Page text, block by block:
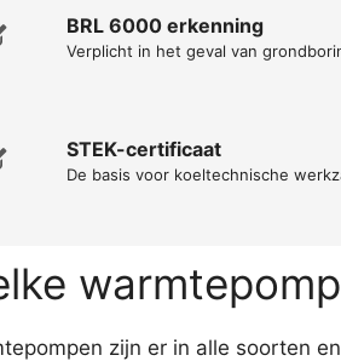
BRL 6000 erkenning
Verplicht in het geval van
STEK-certificaat
De basis voor koeltechnische
zijn er in alle soorten